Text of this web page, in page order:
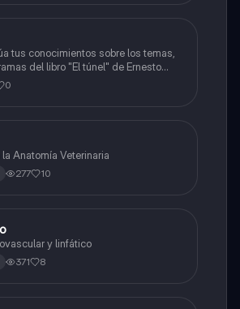
tus conocimientos sobre los temas,
del libro "El túnel" de Ernesto
0
Anatomía Veterinaria
277 10
Sistema Cardiovascular y linfático
371 8